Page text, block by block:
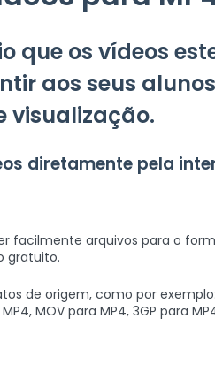
que os vídeos
aos seus
visualização.
diretamente pela
facilmente arquivos para o
gratuito.
de origem, como por exemplo:
MOV para MP4, 3GP para